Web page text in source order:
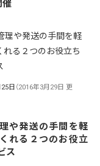
催
日 （2016年3月29日 更
や発送の手間を軽
れる２つのお役立
ス